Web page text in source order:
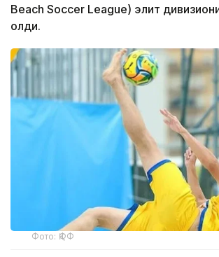
Beach Soccer League) элит
олди.
Фото: ҚФФ